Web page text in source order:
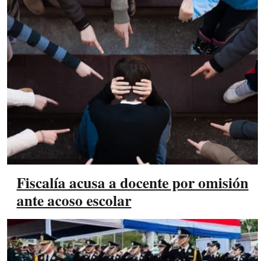
Fiscalía acusa a docente por omisión
ante acoso escolar